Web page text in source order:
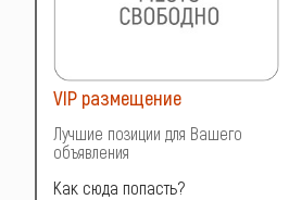
VIP размещение
Лучшие позиции для Вашего
объявления
Как сюда попасть?